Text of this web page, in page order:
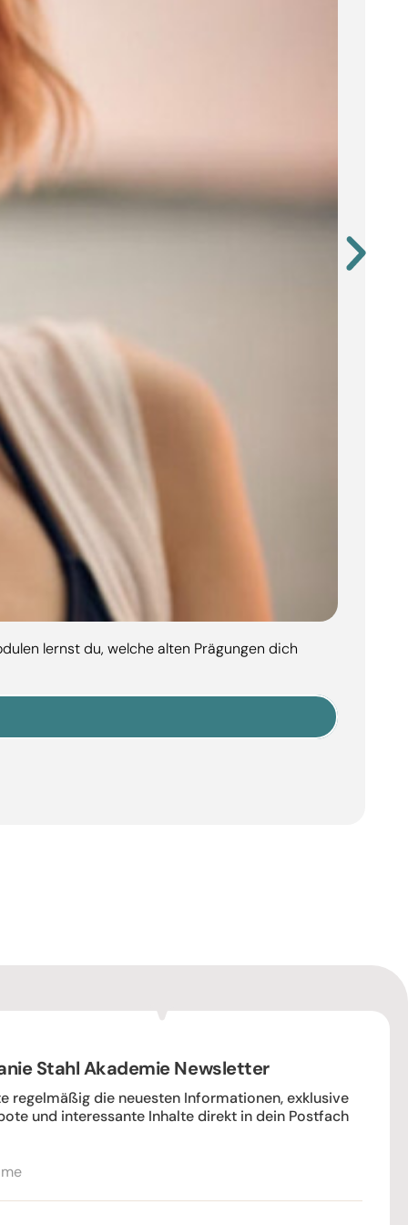
lernst du, welche alten Prägungen dich
Stahl Akademie Newsletter
regelmäßig die neuesten Informationen, exklusive
und interessante Inhalte direkt in dein Postfach